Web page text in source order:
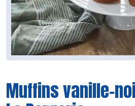
Muffins vanille-